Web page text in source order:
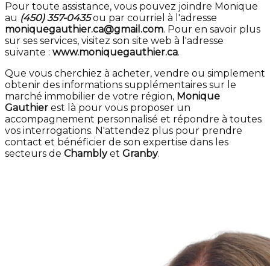
Pour toute assistance, vous pouvez joindre Monique
au (450) 357-0435ou par courriel à l'adresse
moniquegauthier.ca@gmail.com. Pour en savoir plus
sur ses services, visitez son site web à l'adresse
suivante : www.moniquegauthier.ca.
Que vous cherchiez à acheter, vendre ou simplement
obtenir des informations supplémentaires sur le
marché immobilier de votre région, Monique
Gauthier est là pour vous proposer un
accompagnement personnalisé et répondre à toutes
vos interrogations. N'attendez plus pour prendre
contact et bénéficier de son expertise dans les
secteurs de Chamblyet Granby.